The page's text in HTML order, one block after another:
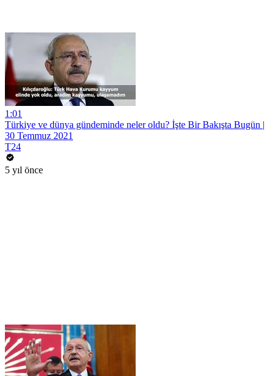
1:01
Türkiye ve dünya gündeminde neler oldu? İşte Bir Bakışta Bugün |
30 Temmuz 2021
T24
5 yıl önce